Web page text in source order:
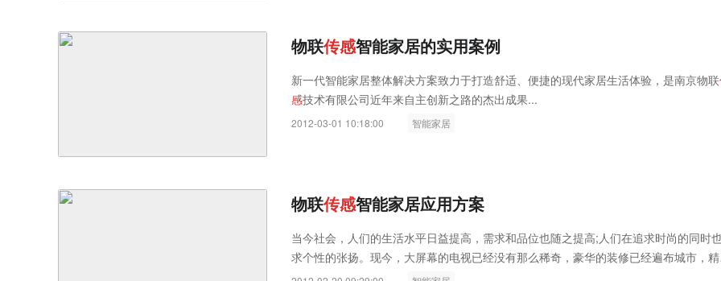
物联传感智能家居的实用案例
新一代智能家居整体解决方案致力于打造舒适、便捷的现代家居生活体验，是南京物联
感技术有限公司近年来自主创新之路的杰出成果...
2012-03-01 10:18:00 智能家居
物联传感智能家居应用方案
当今社会，人们的生活水平日益提高，需求和品位也随之提高;人们在追求时尚的同时
求个性的张扬。现今，大屏幕的电视已经没有那么稀奇，豪华的装修已经遍布城市，
工艺品也不是那么特别吸引人的眼球...